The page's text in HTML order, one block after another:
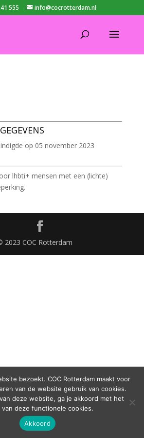
555 info@cocrotterdam.nl
op 05 november 2023
lhbti+ mensen met een (lichte)
2023 COC Rotterdam
bezoekt. COC Rotterdam maakt voor
van de website gebruik van cookies.
deze website, ga je akkoord met het
van deze functionele cookies.
Akkoord